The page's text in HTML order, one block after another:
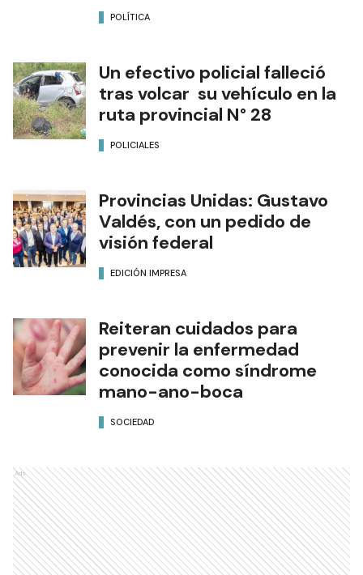
POLÍTICA
Un efectivo policial falleció
tras volcar su vehículo en la
ruta provincial N° 28
POLICIALES
Provincias Unidas: Gustavo
Valdés, con un pedido de
visión federal
EDICIÓN IMPRESA
Reiteran cuidados para
prevenir la enfermedad
conocida como síndrome
mano-ano-boca
SOCIEDAD
Ads